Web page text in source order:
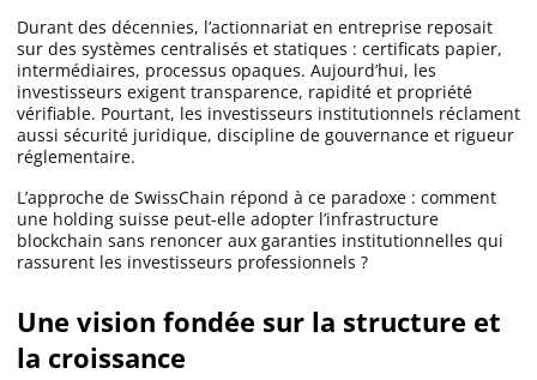
Indicateurs techniques
Investir
Meilleures plateformes
Durant des décennies, l’actionnariat en entreprise reposait
sur des systèmes centralisés et statiques : certificats papier,
intermédiaires, processus opaques. Aujourd’hui, les
investisseurs exigent transparence, rapidité et propriété
vérifiable. Pourtant, les investisseurs institutionnels réclament
aussi sécurité juridique, discipline de gouvernance et rigueur
réglementaire.
L’approche de SwissChain répond à ce paradoxe : comment
une holding suisse peut-elle adopter l’infrastructure
blockchain sans renoncer aux garanties institutionnelles qui
rassurent les investisseurs professionnels ?
Une vision fondée sur la structure et
la croissance